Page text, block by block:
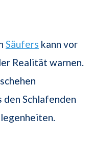
Säufers kann vor
Realität warnen.
den Schlafenden